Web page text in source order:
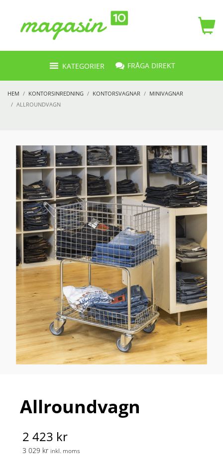
KATEGORIER FRÅGA DIREKT
HEM KONTORSINREDNING KONTORSVAGNAR
MINIVAGNAR
ALLROUNDVAGN
Allroundvagn
2 423 kr
3 029 kr inkl. moms